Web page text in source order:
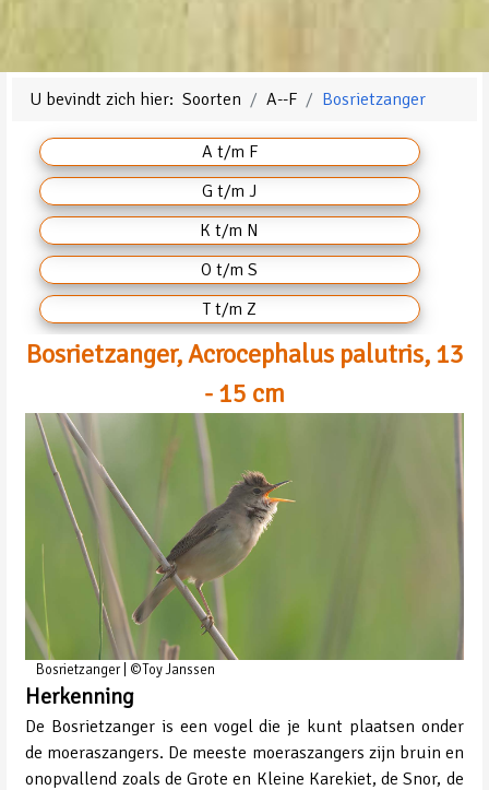
U bevindt zich hier:Soorten A--F Bosrietzanger
A t/m F
G t/m J
K t/m N
O t/m S
T t/m Z
Bosrietzanger, Acrocephalus palutris, 13
- 15 cm
Bosrietzanger | ©Toy Janssen
Herkenning
De Bosrietzanger is een vogel die je kunt plaatsen onder
de moeraszangers. De meeste moeraszangers zijn bruin en
onopvallend zoals de Grote en Kleine Karekiet, de Snor, de